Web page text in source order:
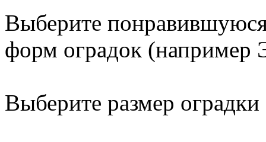
Выберите
форм оградок (например
Выберите размер оградки